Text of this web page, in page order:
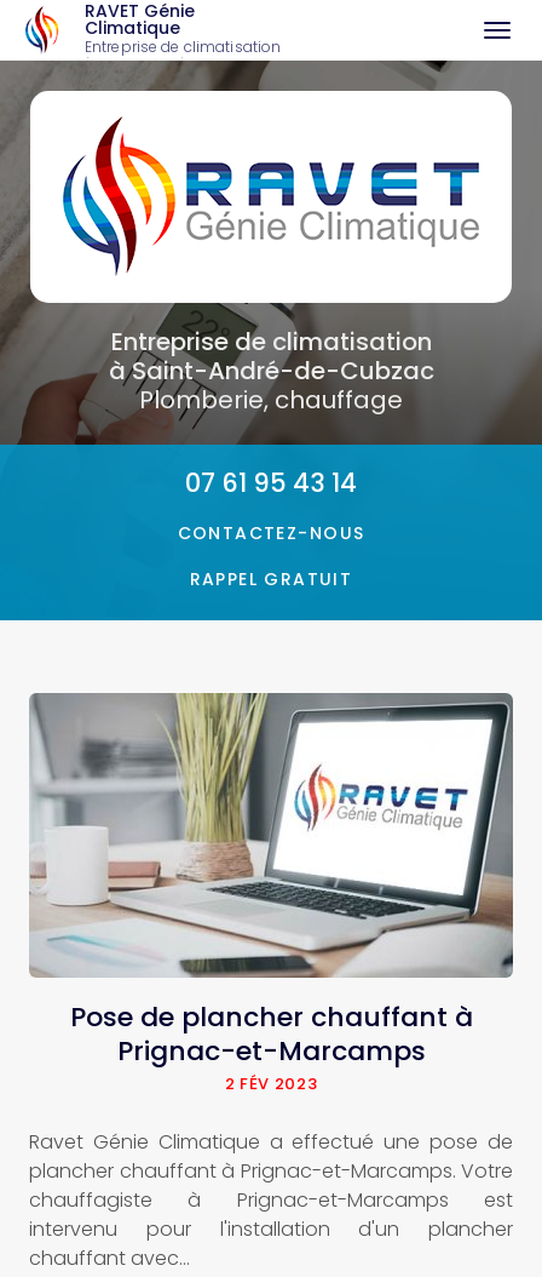
principal
RAVET Génie
Climatique
Entreprise de climatisation
à Saint-André-de-Cubzac
Entreprise de climatisation
à Saint-André-de-Cubzac
Plomberie, chauffage
07 61 95 43 14
CONTACTEZ- NOUS
RAPPEL GRATUIT
Installation de climatisation DRV à
Montendre
14 SEP 2022
RAVET GENIE CLIMATIQUE a effectué l'installation de
climatisation DRV à Montendre. Votre climaticien à
Montendre a réalisé l'installation de ce système de
climatisation dans des bureaux, avec unités...